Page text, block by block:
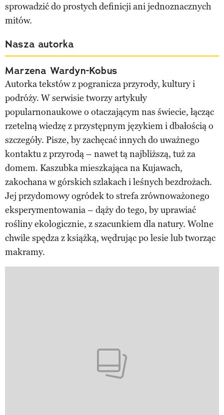
sprowadzić do prostych definicji ani jednoznacznych
mitów.
Nasza autorka
Marzena Wardyn-Kobus
Autorka tekstów z pogranicza przyrody, kultury i
podróży. W serwisie tworzy artykuły
popularnonaukowe o otaczającym nas świecie, łącząc
rzetelną wiedzę z przystępnym językiem i dbałością o
szczegóły. Pisze, by zachęcać innych do uważnego
kontaktu z przyrodą – nawet tą najbliższą, tuż za
domem. Kaszubka mieszkająca na Kujawach,
zakochana w górskich szlakach i leśnych bezdrożach.
Jej przydomowy ogródek to strefa zrównoważonego
eksperymentowania – dąży do tego, by uprawiać
rośliny ekologicznie, z szacunkiem dla natury. Wolne
chwile spędza z książką, wędrując po lesie lub tworząc
makramy.